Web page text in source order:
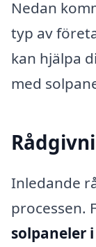
Nedan
typ av
kan hjälpa
med
Inledande
processen.
solpaneler